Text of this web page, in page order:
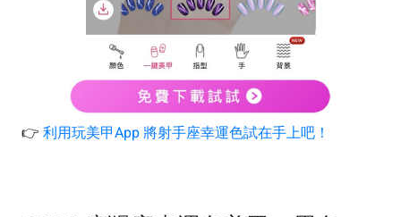
👉 利用玩美甲App 將射手座幸運色試在手上吧！